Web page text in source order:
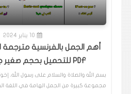
10 يناير 2024
أهم الجمل بالفرنسية
PDF للتحميل بحجم صغير جمل مهمّة 1
بسم الله والصلاة والسلام على رسول الله،
مجموعة كبيرة من الجمل الهامة في اللغة